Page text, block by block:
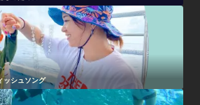
ッシュソング